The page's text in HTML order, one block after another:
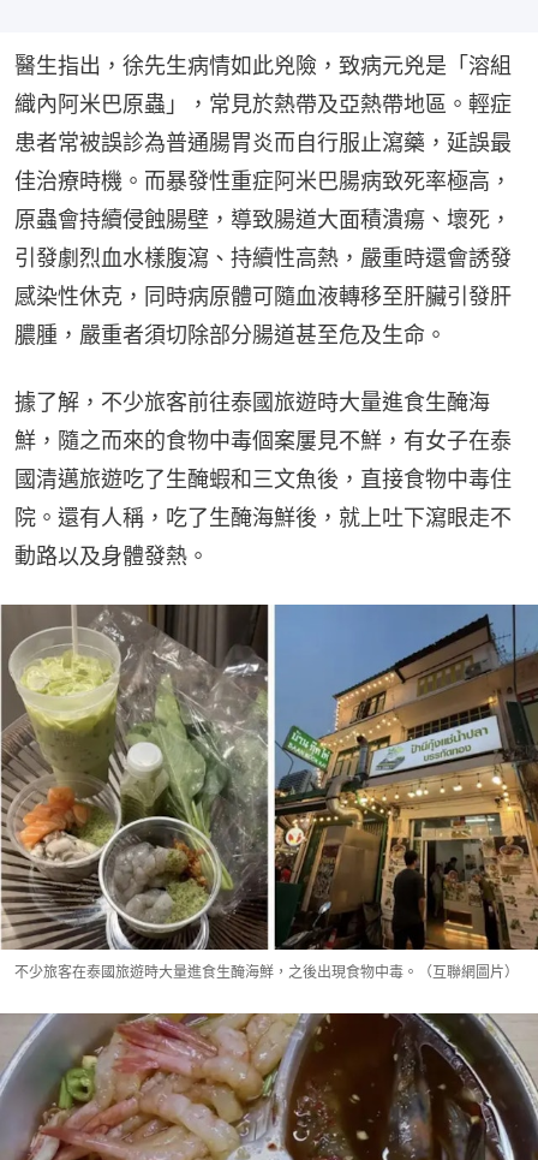
醫生指出，徐先生病情如此兇險，致病元兇是「溶組
織內阿米巴原蟲」，常見於熱帶及亞熱帶地區。輕症
患者常被誤診為普通腸胃炎而自行服止瀉藥，延誤最
佳治療時機。而暴發性重症阿米巴腸病致死率極高，
原蟲會持續侵蝕腸壁，導致腸道大面積潰瘍、壞死，
引發劇烈血水樣腹瀉、持續性高熱，嚴重時還會誘發
感染性休克，同時病原體可隨血液轉移至肝臟引發肝
膿腫，嚴重者須切除部分腸道甚至危及生命。
據了解，不少旅客前往泰國旅遊時大量進食生醃海
鮮，隨之而來的食物中毒個案屢見不鮮，有女子在泰
國清邁旅遊吃了生醃蝦和三文魚後，直接食物中毒住
院。還有人稱，吃了生醃海鮮後，就上吐下瀉眼走不
動路以及身體發熱。
不少旅客在泰國旅遊時大量進食生醃海鮮，之後出現食物中毒。（互聯網圖片）